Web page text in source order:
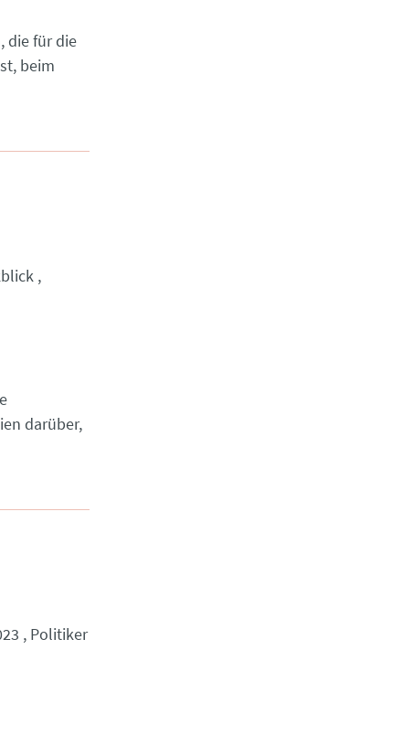
die für die
beim
darüber,
Politiker